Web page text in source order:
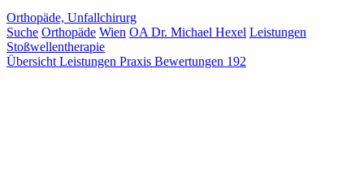
Orthopäde, Unfallchirurg
Suche Orthopäde Wien OA Dr. Michael Hexel Leistungen
Stoßwellentherapie
Übersicht Leistungen Praxis Bewertungen 192